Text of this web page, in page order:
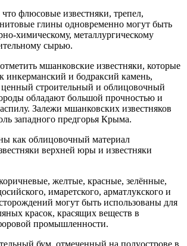
флюсовые известняки, трепел,
глины одновременно могут быть
химическому, металлургическому
сырью.
мшанковские известняки, которые
инкерманский и бодраксий камень,
ценный строительный и облицовочный
обладают большой прочностью и
Залежи мшанковских известняков
западного предгорья Крыма.
как облицовочный материал
верхней юры и известняки
желтые, красные, зелённые,
имаретского, арматлукского и
могут быть использованы для
красок, красящих веществ в
промышленности.